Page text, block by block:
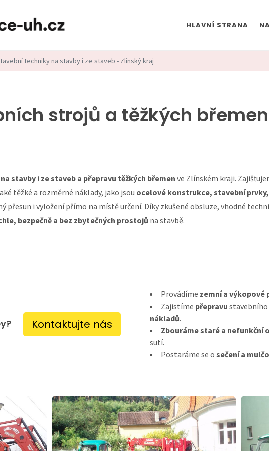
HLAVNÍ STRANA
techniky na stavby i ze staveb - Zlínský kraj
strojů a těžkých
stavby i ze staveb a přepravu těžkých břemen ve Zlínském kraji.
těžké a rozměrné náklady, jako jsou ocelové konstrukce, stavební
přesun i vyložení přímo na místě určení. Díky zkušené obsluze, vhodné
bezpečně a bez zbytečných prostojů na stavbě.
Kontaktujte nás
Provádíme zemní a výkopové
Zajistíme přepravu
nákladů.
Zbouráme staré a nefunkční
sutí.
Postaráme se o sečení a